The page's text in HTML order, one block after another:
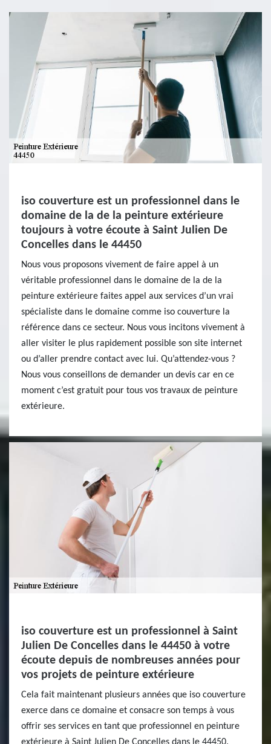
iso couverture est un professionnel dans le
domaine de la de la peinture extérieure
toujours à votre écoute à Saint Julien De
Concelles dans le 44450
Nous vous proposons vivement de faire appel à un
véritable professionnel dans le domaine de la de la
peinture extérieure faites appel aux services d’un vrai
spécialiste dans le domaine comme iso couverture la
référence dans ce secteur. Nous vous incitons vivement à
aller visiter le plus rapidement possible son site internet
ou d’aller prendre contact avec lui. Qu’attendez-vous ?
Nous vous conseillons de demander un devis car en ce
moment c’est gratuit pour tous vos travaux de peinture
extérieure.
iso couverture est un professionnel à Saint
Julien De Concelles dans le 44450 à votre
écoute depuis de nombreuses années pour
vos projets de peinture extérieure
Cela fait maintenant plusieurs années que iso couverture
exerce dans ce domaine et consacre son temps à vous
offrir ses services en tant que professionnel en peinture